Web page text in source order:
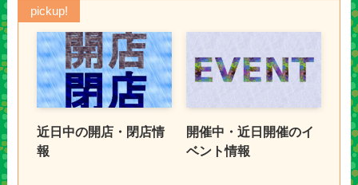
pickup!
近日中の開店・閉店情
報
開催中・近日開催のイ
ベント情報